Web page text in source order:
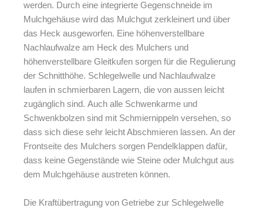
werden. Durch eine integrierte Gegenschneide im
Mulchgehäuse wird das Mulchgut zerkleinert und über
das Heck ausgeworfen. Eine höhenverstellbare
Nachlaufwalze am Heck des Mulchers und
höhenverstellbare Gleitkufen sorgen für die Regulierung
der Schnitthöhe. Schlegelwelle und Nachlaufwalze
laufen in schmierbaren Lagern, die von aussen leicht
zugänglich sind. Auch alle Schwenkarme und
Schwenkbolzen sind mit Schmiernippeln versehen, so
dass sich diese sehr leicht Abschmieren lassen. An der
Frontseite des Mulchers sorgen Pendelklappen dafür,
dass keine Gegenstände wie Steine oder Mulchgut aus
dem Mulchgehäuse austreten können.
Die Kraftübertragung von Getriebe zur Schlegelwelle